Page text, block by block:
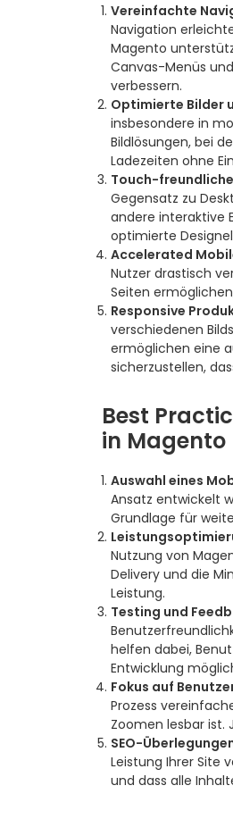
Vereinfachte
Navigation
Magento
Canvas-Menüs
verbessern.
Optimierte Bilder
insbesondere in
Bildlösungen, bei
Ladezeiten ohne
Touch-
Gegensatz zu
andere interaktive
optimierte
Accelerated
Nutzer drastisch
Seiten
Responsive
verschiedenen
ermöglichen eine
sicherzustellen,
Best
in Magento
Auswahl eines
Ansatz entwickelt
Grundlage für
Nutzung von
Delivery und die
Leistung.
Testing und
helfen dabei,
Entwicklung
Fokus auf
Prozess
Zoomen lesbar ist.
SEO-
Leistung Ihrer Site
und dass alle